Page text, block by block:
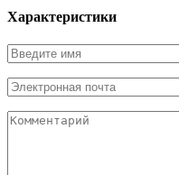
Характеристики